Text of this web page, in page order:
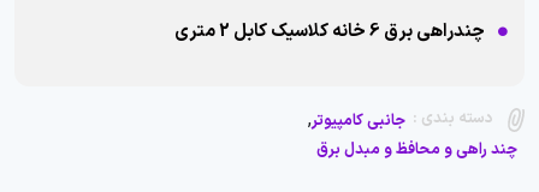
چندراهی برق 6 خانه کلاسیک کابل 2 متری
دسته بندی : جانبی کامپیوتر,
چند راهی و محافظ و مبدل برق